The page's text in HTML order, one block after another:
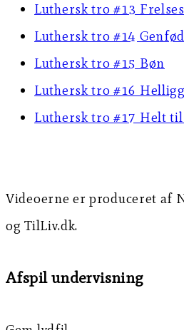
Luthersk tro #13
Luthersk tro #14
Luthersk tro #15 Bøn
Luthersk tro #16
Luthersk tro #17 Helt
Videoerne er produceret af
og TilLiv.dk.
Afspil undervisning